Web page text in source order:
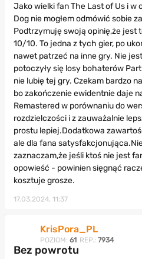
Jako wielki fan The Last of Us i
Dog nie mogłem odmówić sobie
Podtrzymuję swoją opinię,że jest
10/10. To jedna z tych gier, po
nawet patrzeć na inne gry. Nie
potoczyły się losy bohaterów
nie lubię tej gry. Czekam bardzo
bo zakończenie ewidentnie daje
Remastered w porównaniu do
rozdzielczości i z zauważalnie
prostu lepiej.Dodatkowa
ale dla fana satysfakcjonująca.Nie
zaznaczam,że jeśli ktoś nie jest
opowieść - powinien sięgnąć
kosztuje grosze.
17.03.2024, 11:37
KrisPora_PL
POZIOM: 61 REP.: 7934
Bez powrotu